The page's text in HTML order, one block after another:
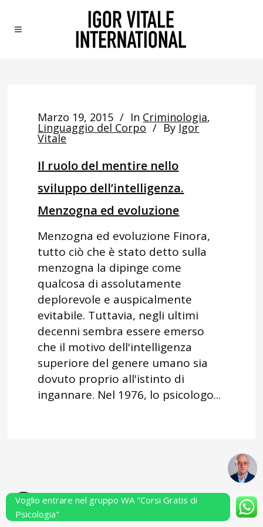
Marzo 19, 2015 In Criminologia,
Linguaggio del Corpo By Igor
Vitale
Il ruolo del mentire nello
sviluppo dell’intelligenza.
Menzogna ed evoluzione
Menzogna ed evoluzione Finora,
tutto ciò che è stato detto sulla
menzogna la dipinge come
qualcosa di assolutamente
deplorevole e auspicalmente
evitabile. Tuttavia, negli ultimi
decenni sembra essere emerso
che il motivo dell'intelligenza
superiore del genere umano sia
dovuto proprio all'istinto di
ingannare. Nel 1976, lo psicologo...
Powered by Performarsi S.a.s.
Voglio entrare nel gruppo WA "Corsi Gratis di
Psicologia"